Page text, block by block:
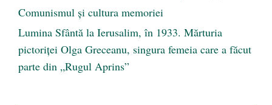
Comunismul şi cultura memoriei
Lumina Sfântă la Ierusalim, în 1933. Mărturia
pictoriței Olga Greceanu, singura femeia care a făcut
parte din „Rugul Aprins”